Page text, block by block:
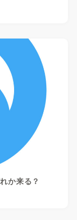
か来る？